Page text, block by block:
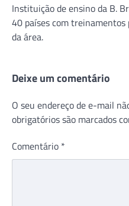
Instituição de ensino da B.
40 países com
da área.
Deixe um comentário
O seu endereço de e-mail
obrigatórios são marcados
Comentário *